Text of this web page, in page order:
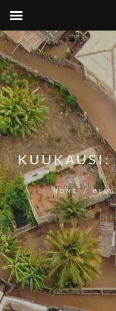
KUUKAUSI:
HOME/